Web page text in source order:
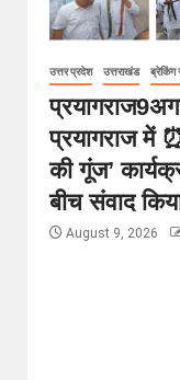
उत्तर प्रदेश उत्तराखंड ब्रेकिंग
प्रयागराज में
की गूंज’
बीच संवाद
August 9, 2026